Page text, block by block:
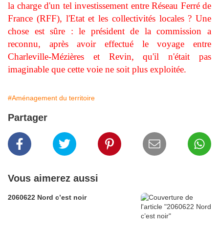
la charge d'un tel investissement entre Réseau Ferré de
France (RFF), l'Etat et les collectivités locales ? Une
chose est sûre : le président de la commission a
reconnu, après avoir effectué le voyage entre
Charleville-Mézières et Revin, qu'il n'était pas
imaginable que cette voie ne soit plus exploitée.
#Aménagement du territoire
Partager
Vous aimerez aussi
2060622 Nord c’est noir